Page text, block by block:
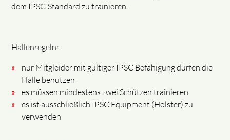
dem IPSC-Standard zu trainieren.
Hallenregeln:
nur Mitgleider mit gültiger IPSC Befähigung dürfen die
Halle benutzen
es müssen mindestens zwei Schützen trainieren
es ist ausschließlich IPSC Equipment (Holster) zu
verwenden